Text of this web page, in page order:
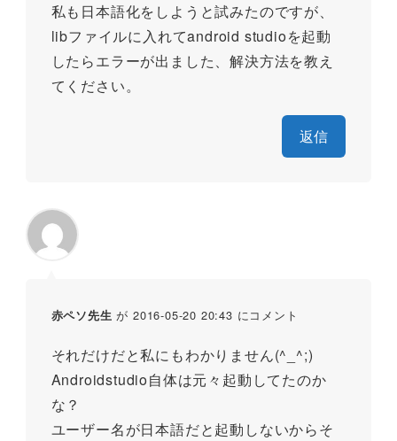
私も日本語化をしようと試みたのですが、
libファイルに入れてandroid studioを起動
したらエラーが出ました、解決方法を教え
てください。
返信
赤ペソ先生 が 2016-05-20 20:43 にコメント
それだけだと私にもわかりません(^_^;)
Androidstudio自体は元々起動してたのか
な？
ユーザー名が日本語だと起動しないからそ